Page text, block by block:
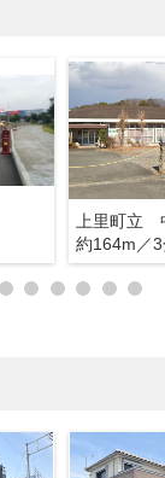
上里町立
約164m／